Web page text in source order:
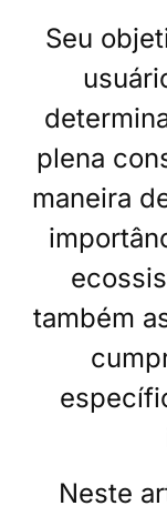
Seu
plena
maneira
também
Neste